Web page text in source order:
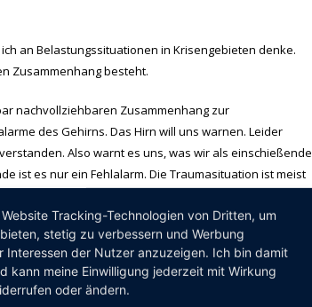
an Belastungssituationen in Krisengebieten denke.
Zusammenhang besteht.
nachvollziehbaren Zusammenhang zur
des Gehirns. Das Hirn will uns warnen. Leider
Also warnt es uns, was wir als einschießende
ist es nur ein Fehlalarm. Die Traumasituation ist meist
nicht im Krieg. Die Gefahren, die wir hier haben,
Aber es kann lernen, ungeeignete Warnreize
auszulösen. Dabei hilft eine Traumatherapie.
durch den Bundeswehreinsatz erklärt werden
braucht es die angestrebte und hoffentlich begonnene
Tracking-Technologien von Dritten, um
stetig zu verbessern und Werbung
Interessen der Nutzer anzuzeigen. Ich bin damit
kann meine Einwilligung jederzeit mit Wirkung
oder ändern.